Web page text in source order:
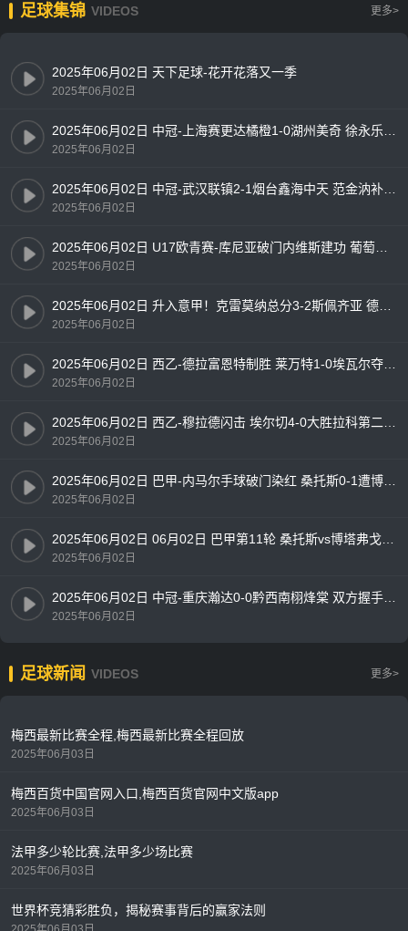
足球集锦 VIDEOS 更多>
2025年06月02日 天下足球-花开花落又一季
2025年06月02日
2025年06月02日
2025年06月02日
2025年06月02日
2025年06月02日
2025年06月02日
2025年06月02日
2025年06月02日
2025年06月02日
2025年06月02日
足球新闻 VIDEOS 更多>
梅西最新比赛全程,梅西最新比赛全程回放
2025年06月03日
梅西百货中国官网入口,梅西百货官网中文版app
2025年06月03日
法甲多少轮比赛,法甲多少场比赛
2025年06月03日
世界杯竞猜彩胜负，揭秘赛事背后的赢家法则